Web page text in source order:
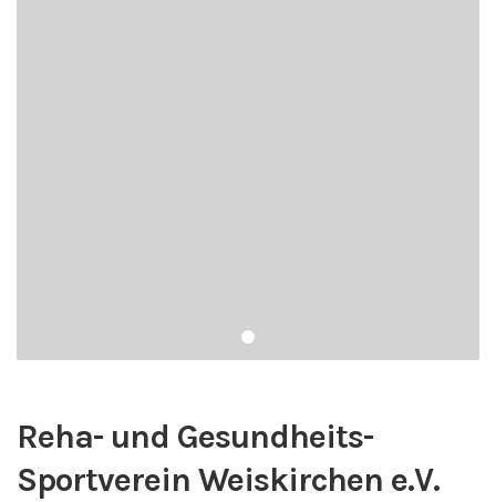
Reha- und Gesundheits-
Sportverein Weiskirchen e.V.